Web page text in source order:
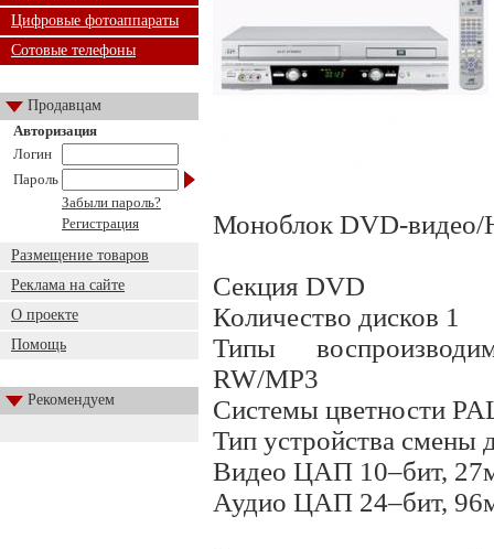
Цифровые фотоаппараты
Сотовые телефоны
Продавцам
Авторизация
Логин
Пароль
Забыли пароль?
Регистрация
Размещение товаров
Реклама на сайте
О проекте
Помощь
Рекомендуем
Моноблок DVD-видео/
Секция DVD
Количество дисков 1
Типы
RW/MP3
Системы цветности
Тип устройства смены
Видео ЦАП 10–бит,
Аудио ЦАП 24–бит,